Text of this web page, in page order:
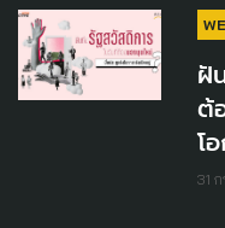
ฝั
ต้
โ
31